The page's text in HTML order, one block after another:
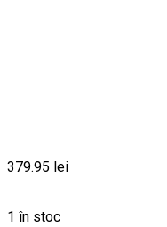
379.95 lei
1 în stoc